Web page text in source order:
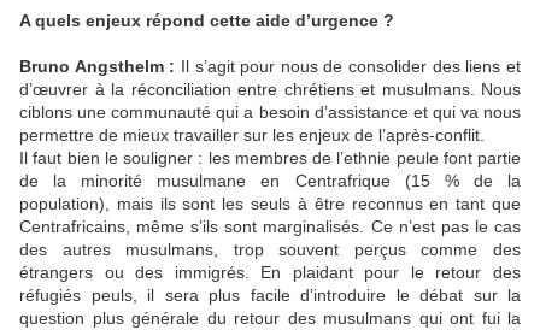
A quels enjeux répond cette aide d’urgence ?
Bruno Angsthelm: Il s’agit pour nous de consolider des liens et
d’œuvrer à la réconciliation entre chrétiens et musulmans. Nous
ciblons une communauté qui a besoin d’assistance et qui va nous
permettre de mieux travailler sur les enjeux de l’après-conflit.
Il faut bien le souligner : les membres de l’ethnie peule font partie
de la minorité musulmane en Centrafrique (15 % de la
population), mais ils sont les seuls à être reconnus en tant que
Centrafricains, même s’ils sont marginalisés. Ce n’est pas le cas
des autres musulmans, trop souvent perçus comme des
étrangers ou des immigrés. En plaidant pour le retour des
réfugiés peuls, il sera plus facile d’introduire le débat sur la
question plus générale du retour des musulmans qui ont fui la